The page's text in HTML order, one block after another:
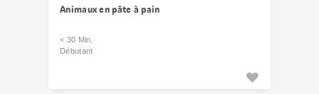
Animaux en pâte à pain
< 30 Min.
Débutant